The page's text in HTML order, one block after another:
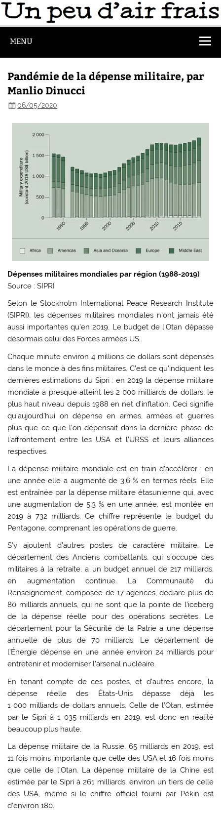
MENU
Pandémie de la dépense militaire, par
Manlio Dinucci
06/05/2020
Dépenses militaires mondiales par région (1988-2019)
Source : SIPRI
Selon le Stockholm International Peace Research Institute
(SIPRI), les dépenses militaires mondiales n’ont jamais été
aussi importantes qu’en 2019. Le budget de l’Otan dépasse
désormais celui des Forces armées US.
Chaque minute environ 4 millions de dollars sont dépensés
dans le monde à des fins militaires. C’est ce qu’indiquent les
dernières estimations du Sipri : en 2019 la dépense militaire
mondiale a presque atteint les 2 000 milliards de dollars, le
plus haut niveau depuis 1988 en net d’inflation. Ceci signifie
qu’aujourd’hui on dépense en armes, armées et guerres
plus que ce que l’on dépensait dans la dernière phase de
l’affrontement entre les USA et l’URSS et leurs alliances
respectives.
La dépense militaire mondiale est en train d’accélérer : en
une année elle a augmenté de 3,6 % en termes réels. Elle
est entraînée par la dépense militaire étasunienne qui, avec
une augmentation de 5,3 % en une année, est montée en
2019 à 732 milliards. Ce chiffre représente le budget du
Pentagone, comprenant les opérations de guerre.
S’y ajoutent d’autres postes de caractère militaire. Le
département des Anciens combattants, qui s’occupe des
militaires à la retraite, a un budget annuel de 217 milliards,
en augmentation continue. La Communauté du
Renseignement, composée de 17 agences, déclare plus de
80 milliards annuels, qui ne sont que la pointe de l’iceberg
de la dépense réelle pour des opérations secrètes. Le
département pour la Sécurité de la Patrie a une dépense
annuelle de plus de 70 milliards. Le département de
l’Énergie dépense en une année environ 24 milliards pour
entretenir et moderniser l’arsenal nucléaire.
En tenant compte de ces postes, et d’autres encore, la
dépense réelle des États-Unis dépasse déjà les
1 000 milliards de dollars annuels. Celle de l’Otan, estimée
par le Sipri à 1 035 milliards en 2019, est donc en réalité
beaucoup plus haute.
La dépense militaire de la Russie, 65 milliards en 2019, est
11 fois moins importante que celle des USA et 16 fois moins
que celle de l’Otan. La dépense militaire de la Chine est
estimée par le Sipri à 261 milliards, environ un tiers de celle
des USA, même si le chiffre officiel fourni par Pékin est
d’environ 180.